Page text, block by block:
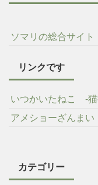
ソマリの総合サイ
リンクです
いつかいたねこ -
アメショーざんまい
カテゴリー